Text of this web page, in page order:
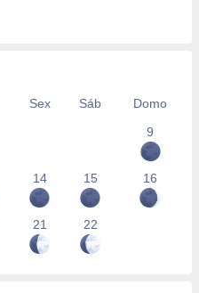
Sex Sáb
Domo
9
14 15 16
21 22